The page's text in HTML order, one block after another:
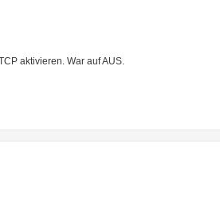
aktivieren. War auf AUS.